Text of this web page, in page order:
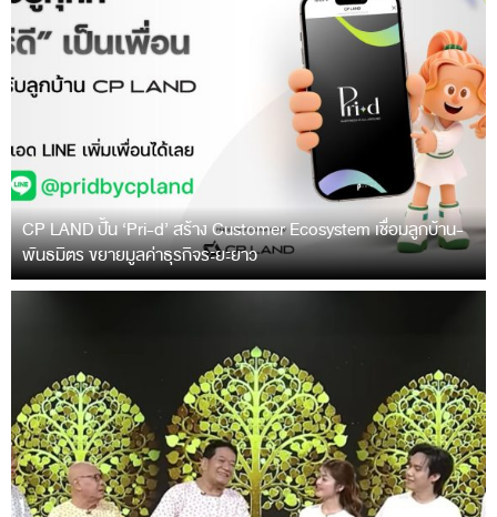
CP LAND ปั้น ‘Pri-d’ สร้าง Customer Ecosystem เชื่อมลูกบ้าน-
พันธมิตร ขยายมูลค่าธุรกิจระยะยาว